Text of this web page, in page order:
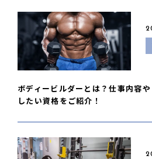
ボディービルダーとは？仕事内容
したい資格をご紹介！